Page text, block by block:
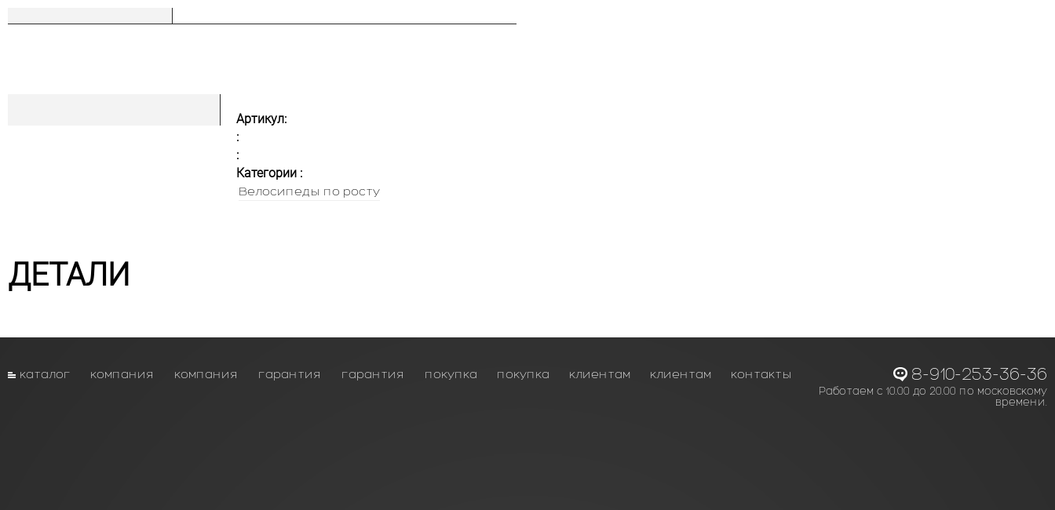
Артикул:
:
:
Категории :
Велосипеды по росту
ДЕТАЛИ
каталог компания компания гарантия гарантия покупка покупка клиентам клиентам контакты 8-910-253-36-36
Работаем с 10.00 до 20.00 по московскому
времени.